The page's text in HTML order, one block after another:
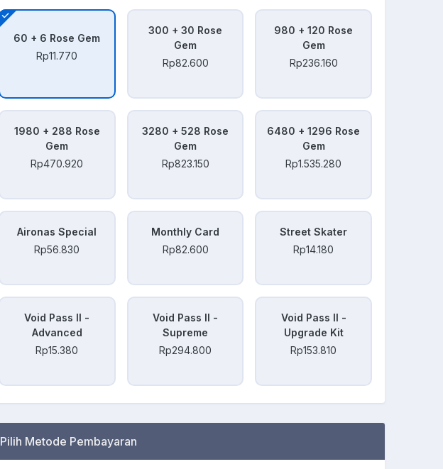
60 + 6 Rose Gem
Rp11.770
300 + 30 Rose
Gem
Rp82.600
980 + 120 Rose
Gem
Rp236.160
1980 + 288 Rose
Gem
Rp470.920
3280 + 528 Rose
Gem
Rp823.150
6480 + 1296 Rose
Gem
Rp1.535.280
Aironas Special
Rp56.830
Monthly Card
Rp82.600
Street Skater
Rp14.180
Void Pass II -
Advanced
Rp15.380
Void Pass II -
Supreme
Rp294.800
Void Pass II -
Upgrade Kit
Rp153.810
Pilih Metode Pembayaran